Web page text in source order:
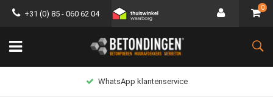
+31 (0) 85 - 060 62 04
0
WhatsApp klantenservice